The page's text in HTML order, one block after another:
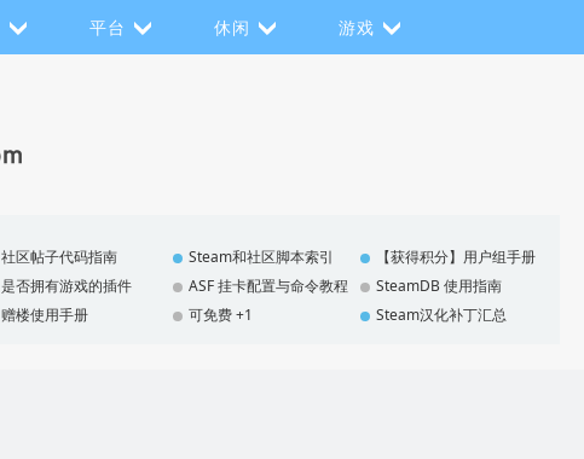
平台 休闲 游戏
社区帖子代码指南 Steam和社区脚本索引
【获得积分】用户组手册
是否拥有游戏的插件 ASF 挂卡配置与命令教程
SteamDB 使用指南
赠楼使用手册 可免费 +1 Steam汉化补丁汇总